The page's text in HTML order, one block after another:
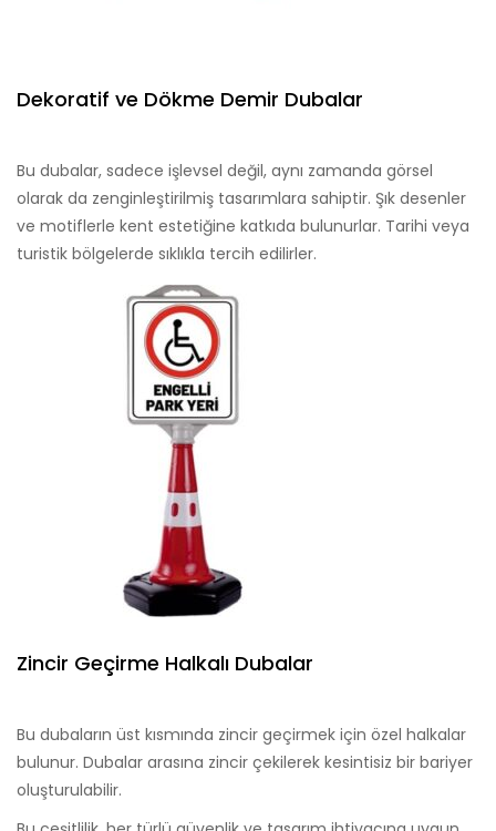
Dekoratif ve Dökme Demir Dubalar
Bu dubalar, sadece işlevsel değil, aynı zamanda görsel
olarak da zenginleştirilmiş tasarımlara sahiptir. Şık desenler
ve motiflerle kent estetiğine katkıda bulunurlar. Tarihi veya
turistik bölgelerde sıklıkla tercih edilirler.
Zincir Geçirme Halkalı Dubalar
Bu dubaların üst kısmında zincir geçirmek için özel halkalar
bulunur. Dubalar arasına zincir çekilerek kesintisiz bir bariyer
oluşturulabilir.